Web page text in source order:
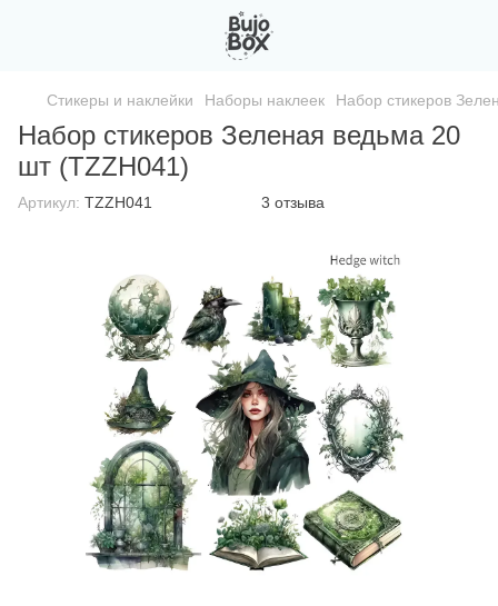
Стикеры и наклейки Наборы наклеек Набор стикеров
Набор стикеров Зеленая ведьма 20
шт (TZZH041)
Артикул: TZZH041 3 отзыва